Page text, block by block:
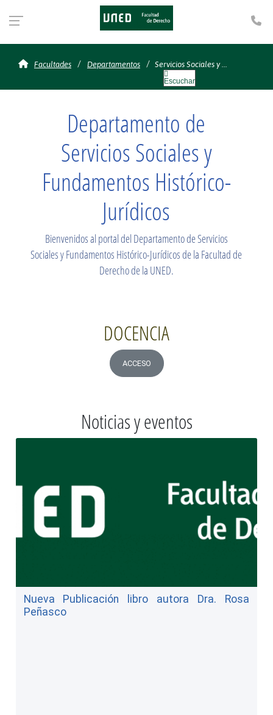
Servicios Sociales y
Facultades Departamentos Servicios Sociales y ...
Escuchar
Departamento de
Servicios Sociales y
Fundamentos Histórico-
Jurídicos
Bienvenidos al portal del Departamento de Servicios
Sociales y Fundamentos Histórico-Jurídicos de la Facultad de
Derecho de la UNED.
DOCENCIA
ACCESO
Noticias y eventos
Nueva Publicación libro autora Dra. Rosa
Peñasco